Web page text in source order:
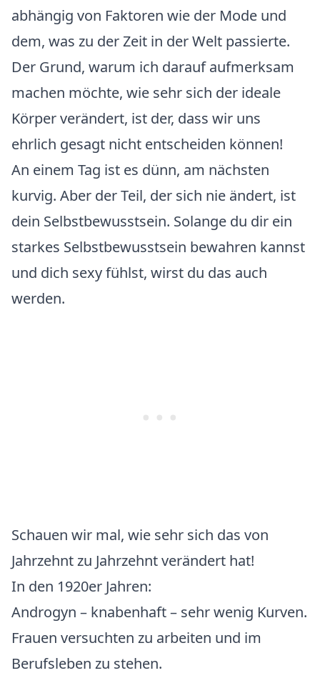
abhängig von Faktoren wie der Mode und
dem, was zu der Zeit in der Welt passierte.
Der Grund, warum ich darauf aufmerksam
machen möchte, wie sehr sich der ideale
Körper verändert, ist der, dass wir uns
ehrlich gesagt nicht entscheiden können!
An einem Tag ist es dünn, am nächsten
kurvig. Aber der Teil, der sich nie ändert, ist
dein Selbstbewusstsein. Solange du dir ein
starkes Selbstbewusstsein bewahren kannst
und dich sexy fühlst, wirst du das auch
werden.
Schauen wir mal, wie sehr sich das von
Jahrzehnt zu Jahrzehnt verändert hat!
In den 1920er Jahren:
Androgyn – knabenhaft – sehr wenig Kurven.
Frauen versuchten zu arbeiten und im
Berufsleben zu stehen.